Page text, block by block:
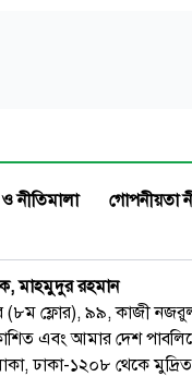
নীতিমালা গোপনীয়তা
মাহমুদুর রহমান
(৮ম ফ্লোর), ৯৯, কাজী
এবং আমার দেশ
ঢাকা-১২০৮ থেকে